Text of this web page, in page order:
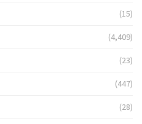
(15)
(4,409)
(23)
(447)
(28)